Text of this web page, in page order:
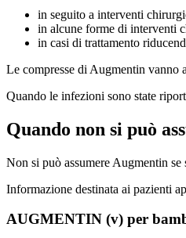
in seguito a interventi
in alcune forme di interventi
in casi di trattamento
Le compresse di Augmentin vanno
Quando le infezioni sono state
Quando non si può
Non si può assumere Augmentin
Informazione destinata ai pazienti
AUGMENTIN (v) per